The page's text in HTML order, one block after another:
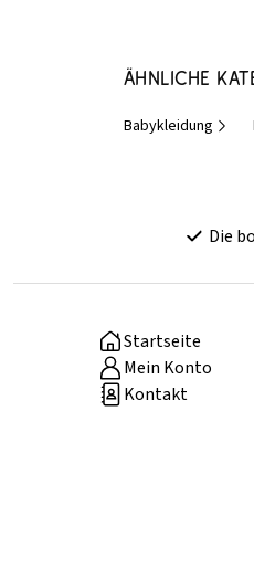
Ähnliche
Babykleidung
Die
Startseite
Mein Konto
Kontakt